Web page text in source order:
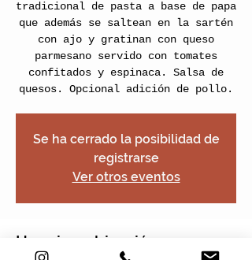
tradicional de pasta a base de papa
que además se saltean en la sartén
con ajo y gratinan con queso
parmesano servido con tomates
confitados y espinaca. Salsa de
quesos. Opcional adición de pollo.
Se ha cerrado la posibilidad de
registrarse
Ver otros eventos
Horario y ubicación